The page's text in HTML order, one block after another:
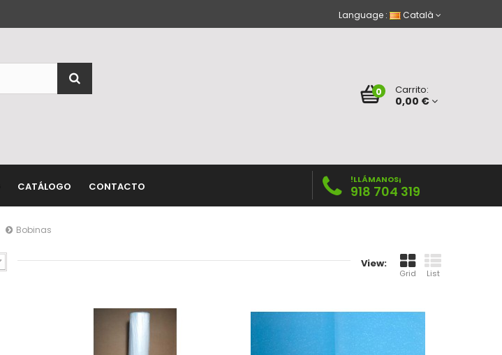
Language : Català
0 Carrito:
0,00 €
CATÁLOGO CONTACTO
!LLÁMANOS¡
918 704 319
Bobinas
View:
Grid List